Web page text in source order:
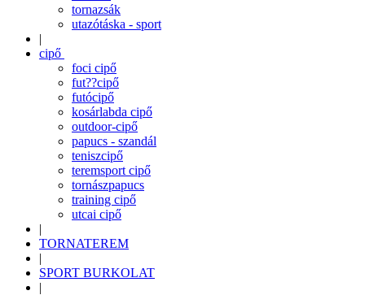
tornazsák
utazótáska - sport
|
cipő
foci cipő
fut??cipő
futócipő
kosárlabda cipő
outdoor-cipő
papucs - szandál
teniszcipő
teremsport cipő
tornászpapucs
training cipő
utcai cipő
|
TORNATEREM
|
SPORT BURKOLAT
|